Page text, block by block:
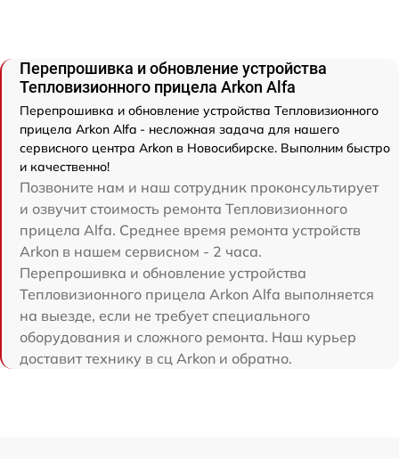
Перепрошивка и обновление устройства
Тепловизионного прицела Arkon Alfa
Перепрошивка и обновление устройства Тепловизионного
прицела Arkon Alfa - несложная задача для нашего
сервисного центра Arkon в Новосибирске. Выполним быстро
и качественно!
Позвоните нам и наш сотрудник проконсультирует
и озвучит стоимость ремонта Тепловизионного
прицела Alfa. Среднее время ремонта устройств
Arkon в нашем сервисном - 2 часа.
Перепрошивка и обновление устройства
Тепловизионного прицела Arkon Alfa выполняется
на выезде, если не требует специального
оборудования и сложного ремонта. Наш курьер
доставит технику в сц Arkon и обратно.